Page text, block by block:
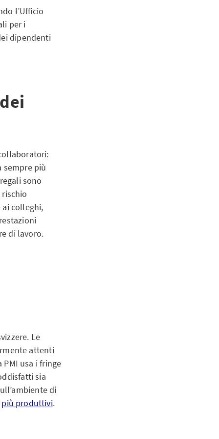
l’Ufficio
per i
dipendenti
sempre più
sono
ai colleghi,
di lavoro.
Le
attenti
usa i fringe
sia
di
più produttivi.